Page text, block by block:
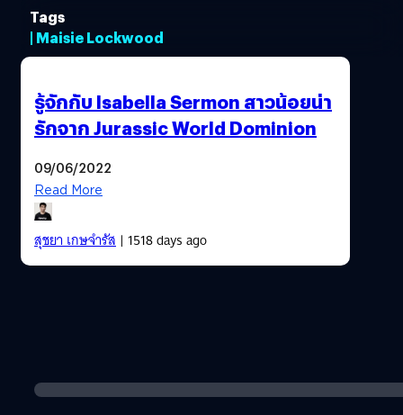
Tags
| Maisie Lockwood
รู้จักกับ Isabella Sermon สาวน้อยน่า
รักจาก Jurassic World Dominion
09/06/2022
Read More
สุชยา เกษจำรัส| 1518 days ago